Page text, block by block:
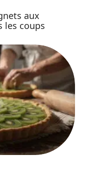
aux
les coups